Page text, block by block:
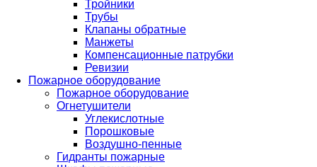
Тройники
Трубы
Клапаны обратные
Манжеты
Компенсационные патрубки
Ревизии
Пожарное оборудование
Пожарное оборудование
Огнетушители
Углекислотные
Порошковые
Воздушно-пенные
Гидранты пожарные